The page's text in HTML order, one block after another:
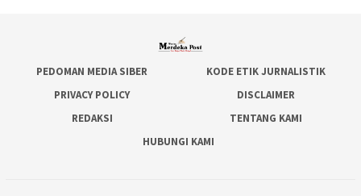
PEDOMAN MEDIA SIBER
KODE ETIK JURNALISTIK
PRIVACY POLICY
DISCLAIMER
REDAKSI
TENTANG KAMI
HUBUNGI KAMI